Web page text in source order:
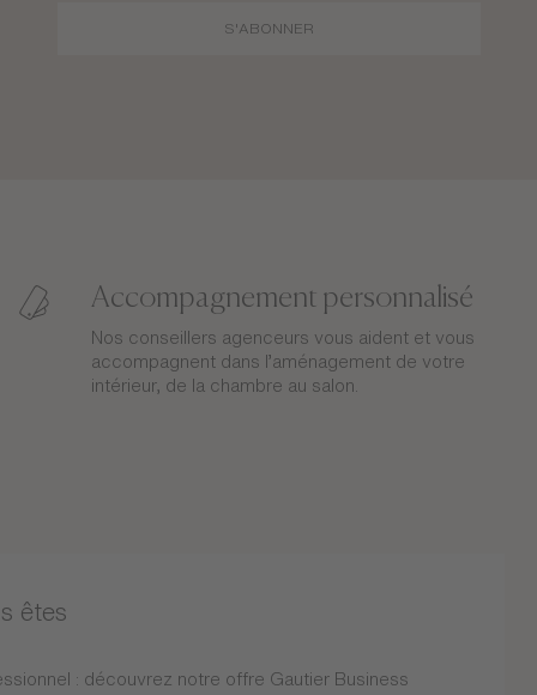
S'ABONNER
Accompagnement personnalisé
Nos conseillers agenceurs vous aident et vous
accompagnent dans l’aménagement de votre
intérieur, de la chambre au salon.
êtes
: découvrez notre offre Gautier Business